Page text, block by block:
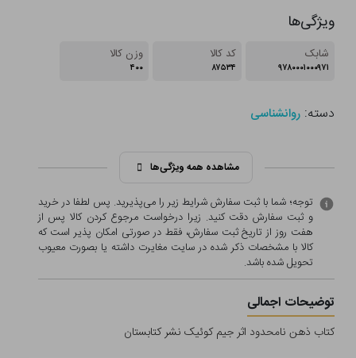
ویژگی‌ها
شابک
۹۷۸۰۰۰۱۰۰۰۹۷۱
کد کالا
۸۷۵۳۴
وزن کالا
۴۰۰
دسته:روانشناسی
مشاهده همه ویژگی‌ها
توجه؛ شما با ثبت سفارش شرایط زیر را می‌پذیرید. پس لطفا در خرید
و ثبت سفارش دقت کنید. زیرا درخواست مرجوع کردن کالا پس از
هفت روز از تاریخ ثبت سفارش، فقط در صورتی امکان پذیر است که
کالا با مشخصات ذکر شده در سایت مغایرت داشته یا بصورت معيوب
تحویل شده باشد.
توضیحات اجمالی
کتاب ذهن نامحدود اثر جیم کوئیک نشر کتابستان